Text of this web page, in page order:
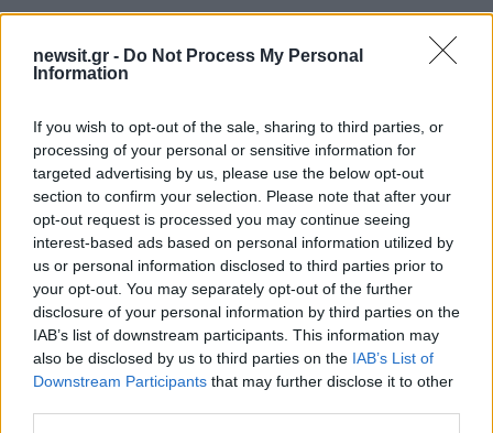
newsit.gr - Do Not Process My Personal
Information
If you wish to opt-out of the sale, sharing to third parties, or
processing of your personal or sensitive information for
targeted advertising by us, please use the below opt-out
section to confirm your selection. Please note that after your
opt-out request is processed you may continue seeing
interest-based ads based on personal information utilized by
us or personal information disclosed to third parties prior to
your opt-out. You may separately opt-out of the further
disclosure of your personal information by third parties on the
IAB’s list of downstream participants. This information may
also be disclosed by us to third parties on the IAB’s List of
Downstream Participants that may further disclose it to other
Αν τα χάσατε